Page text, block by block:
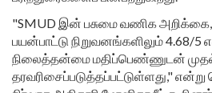
"SMUD இன் பசுமை வணிக
பயன்பாட்டு நிறுவனங்களிலும் 4.68/
நிலைத்தன்மை மதிப்பெண்ணுடன்
தரவரிசைப்படுத்தப்பட்டுள்ளது,"